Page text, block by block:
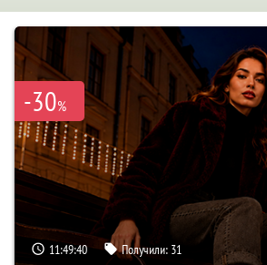
-30%
11:49:39 Получили: 31